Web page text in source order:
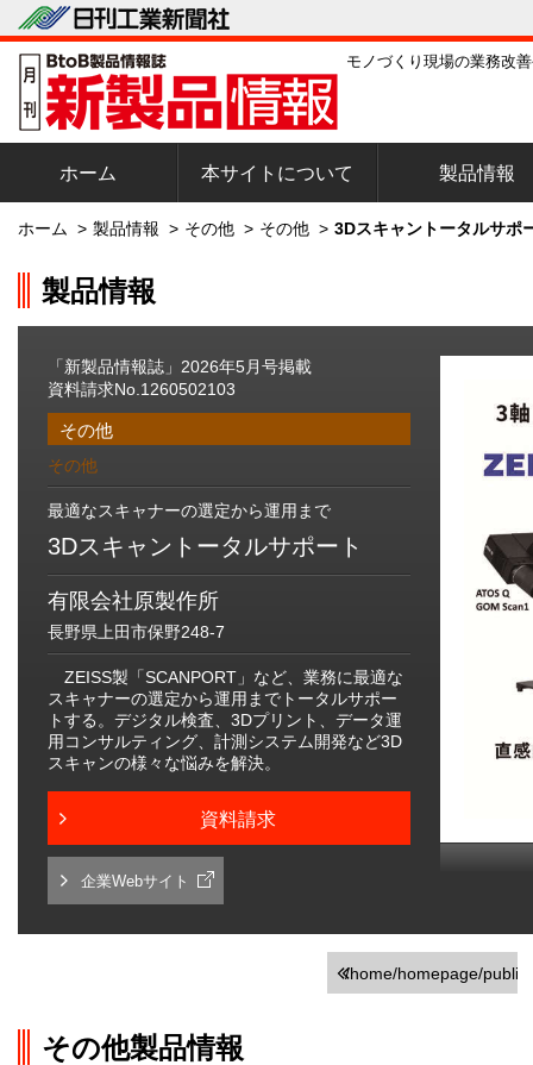
モノづくり現場の業務改
ホーム 本サイトについて 製品情報
ホーム > 製品情報 > その他 > その他 > 3Dスキャントータルサポ
製品情報
「新製品情報誌」2026年5月号掲載
資料請求No.1260502103
その他
その他
最適なスキャナーの選定から運用まで
3Dスキャントータルサポート
有限会社原製作所
長野県上田市保野248-7
ZEISS製「SCANPORT」など、業務に最適な
スキャナーの選定から運用までトータルサポー
トする。デジタル検査、3Dプリント、データ運
用コンサルティング、計測システム開発など3D
スキャンの様々な悩みを解決。
資料請求
企業Webサイト
/home/homepage/
その他製品情報